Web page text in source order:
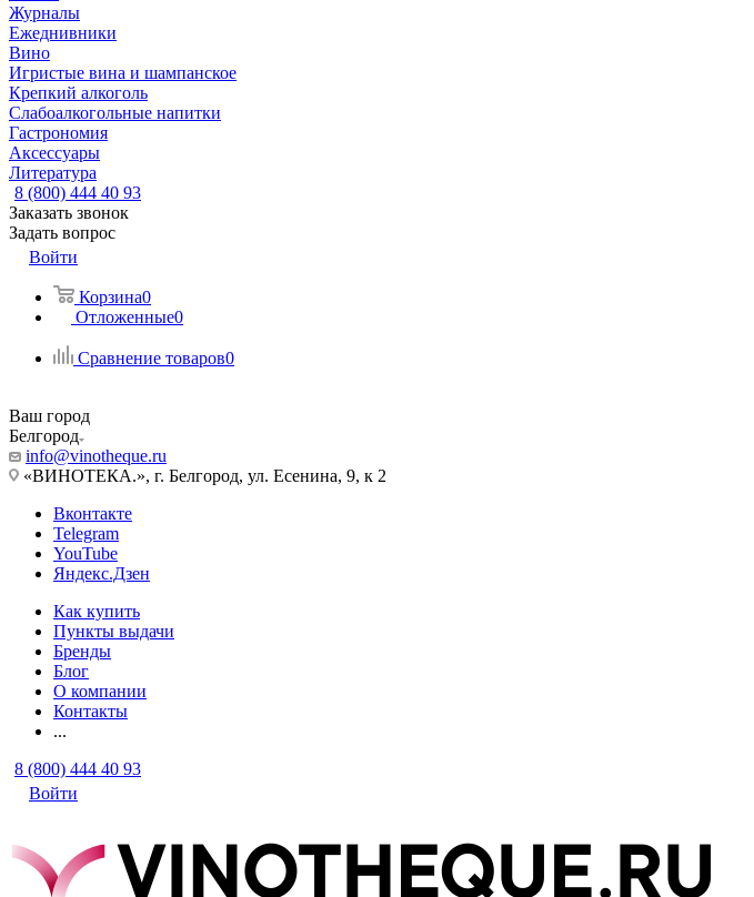
Журналы
Ежеднивники
Вино
Игристые вина и шампанское
Крепкий алкоголь
Слабоалкогольные напитки
Гастрономия
Аксессуары
Литература
8 (800) 444 40 93
Заказать звонок
Задать вопрос
Войти
Корзина0
Отложенные0
Сравнение товаров0
Ваш город
Белгород
info@vinotheque.ru
«ВИНОТЕКА.», г. Белгород, ул. Есенина, 9, к 2
Вконтакте
Telegram
YouTube
Яндекс.Дзен
Как купить
Пункты выдачи
Бренды
Блог
О компании
Контакты
...
8 (800) 444 40 93
Войти